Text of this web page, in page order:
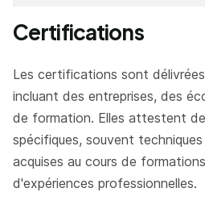
Certifications
Les certifications sont
incluant des entreprises, des
de formation. Elles attestent
spécifiques, souvent
acquises au cours de
d'expériences professionnelles.